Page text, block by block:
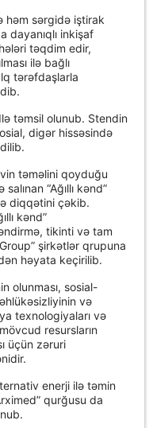
həm sərgidə iştirak
dayanıqlı inkişaf
təqdim edir,
ilə bağlı
tərəfdaşlarla
təmsil olunub. Stendin
digər hissəsində
təməlini qoyduğu
“Ağıllı kənd”
diqqətini çəkib.
kənd”
tikinti və tam
şirkətlər qrupuna
həyata keçirilib.
olunması, sosial-
və
texnologiyaları və
resursların
üçün zəruri
enerji ilə təmin
qurğusu da